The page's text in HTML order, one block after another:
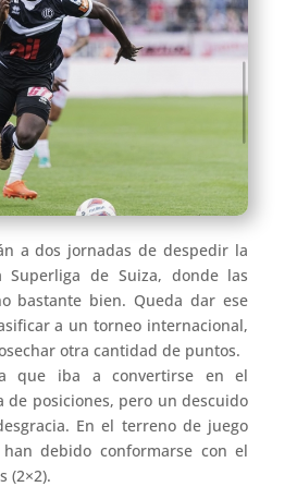
a dos jornadas de despedir la
de Suiza, donde las
bastante bien. Queda dar ese
a un torneo internacional,
otra cantidad de puntos.
que iba a convertirse en el
de posiciones, pero un descuido
En el terreno de juego
debido conformarse con el
(2×2).